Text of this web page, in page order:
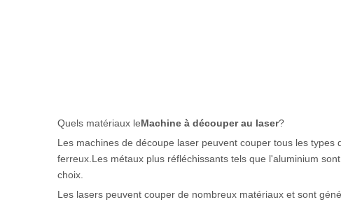
Quels matériaux leMachine à découper au laser?
Les machines de découpe laser peuvent couper tous les
ferreux.Les métaux plus réfléchissants tels que l'aluminium
choix.
Les lasers peuvent couper de nombreux matériaux et sont